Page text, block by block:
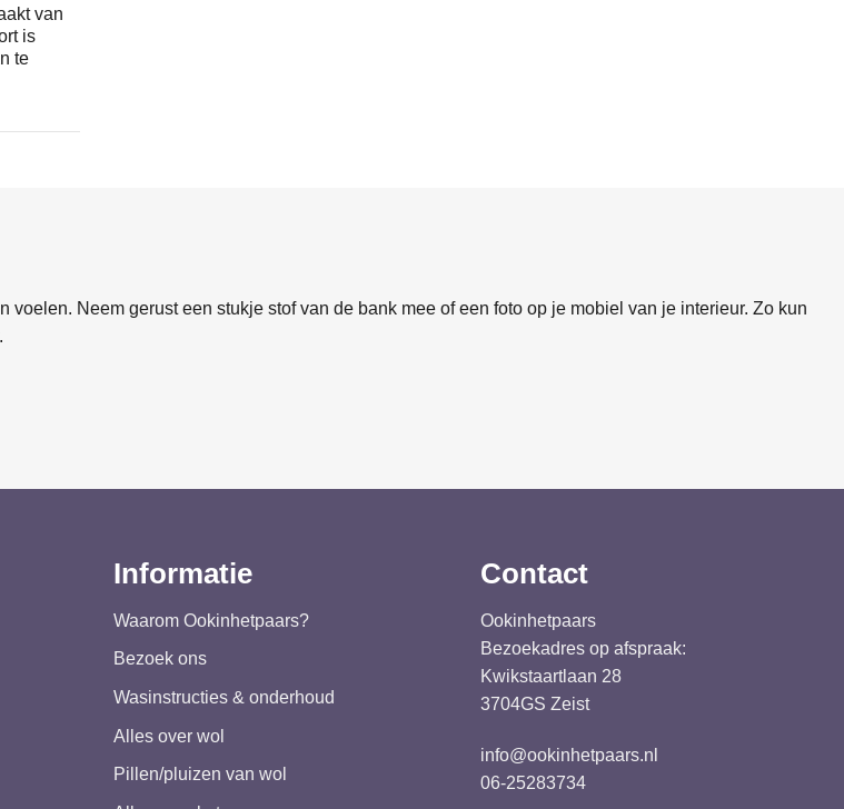
van
is
te
Neem gerust een stukje stof van de bank mee of een foto op je mobiel van je interieur. Zo kun
Informatie
Waarom Ookinhetpaars?
Bezoek ons
Wasinstructies & onderhoud
Alles over wol
Pillen/pluizen van wol
Contact
Ookinhetpaars
Bezoekadres op afspraak:
Kwikstaartlaan 28
3704GS Zeist
info@ookinhetpaars.nl
06-25283734